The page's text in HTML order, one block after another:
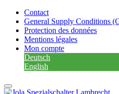
Contact
General Supply Conditions
Protection des données
Mentions légales
Mon compte
Deutsch
English